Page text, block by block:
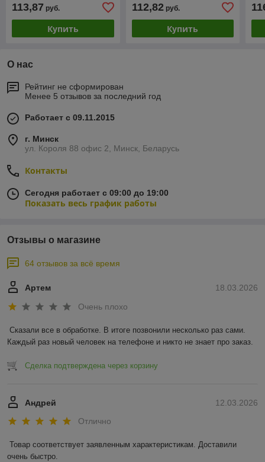
113,87 руб.
Купить
112,82руб.
Купить
О нас
Рейтинг не сформирован
Менее 5 отзывов за последний год
Работает с 09.11.2015
г. Минск
ул. Короля 88 офис 2, Минск, Беларусь
Контакты
Сегодня работает с 09:00 до 19:00
Показать весь график работы
Отзывы о магазине
64 отзывов за всё время
18.03.2026
Артем
Очень плохо
Сказали все в обработке. В итоге позвонили несколько раз сами.
Каждый раз новый человек на телефоне и никто не знает про заказ.
Сделка подтверждена через корзину
12.03.2026
Андрей
Отлично
Товар соответствует заявленным характеристикам. Доставили
очень быстро.